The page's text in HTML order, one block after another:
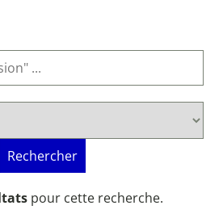
Rechercher
pour cette recherche.